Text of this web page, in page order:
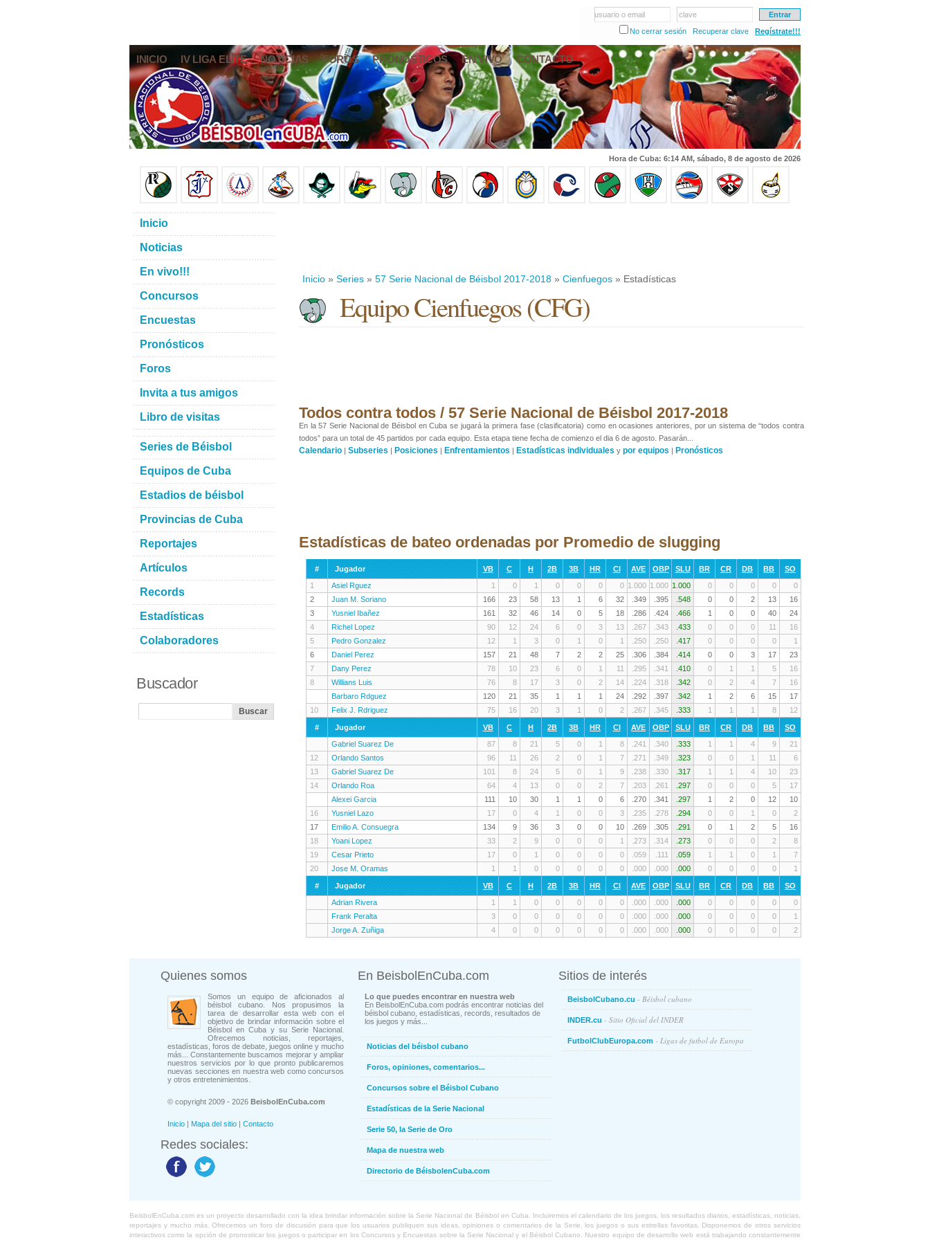
usuario o email
clave
No cerrar sesión
Recuperar clave Regístrate!!!
INICIO IV LIGA ELITE NOTICIAS FOROS PRONÓSTICOS EN VIVO CONTACTO
Hora de Cuba: 6:14 AM, sábado, 8 de agosto de 2026
Inicio » Series » 57 Serie Nacional de Béisbol 2017-2018 » Cienfuegos » Estadísticas
Equipo Cienfuegos (CFG)
Todos contra todos / 57 Serie Nacional de Béisbol 2017-2018
En la 57 Serie Nacional de Béisbol en Cuba se jugará la primera fase (clasificatoria) como en ocasiones anteriores, por un sistema de “todos contra
todos” para un total de 45 partidos por cada equipo. Esta etapa tiene fecha de comienzo el dia 6 de agosto. Pasarán...
Calendario | Subseries | Posiciones | Enfrentamientos | Estadísticas individuales y por equipos | Pronósticos
Estadísticas de bateo ordenadas por Promedio de slugging
# Jugador VB C H 2B 3B HR CI AVE OBP SLU BR CR DB BB
SO
1
Asiel Rguez 1 0 1 0 0 0 0 1.000 1.000 1.000 0 0 0 0
0
2
Juan M. Soriano 166 23 58 13 1 6 32 .349 .395 .548 0 0 2 13
16
3
Yusniel Ibañez 161 32 46 14 0 5 18 .286 .424 .466 1 0 0 40
24
4
Richel Lopez 90 12 24 6 0 3 13 .267 .343 .433 0 0 0 11
16
5
Pedro Gonzalez 12 1 3 0 1 0 1 .250 .250 .417 0 0 0 0
1
6
Daniel Perez 157 21 48 7 2 2 25 .306 .384 .414 0 0 3 17
23
7
Dany Perez 78 10 23 6 0 1 11 .295 .341 .410 0 1 1 5
16
8
Willians Luis 76 8 17 3 0 2 14 .224 .318 .342 0 2 4 7
16
Barbaro Rdguez
120 21 35 1 1 1 24 .292 .397 .342 1 2 6 15
17
10
Felix J. Rdriguez 75 16 20 3 1 0 2 .267 .345 .333 1 1 1 8 12
# Jugador VB C H 2B 3B HR CI AVE OBP SLU BR CR DB BB
SO
Gabriel Suarez De
87 8 21 5 0 1 8 .241 .340 .333 1 1 4 9
21
12
Orlando Santos 96 11 26 2 0 1 7 .271 .349 .323 0 0 1 11
6
13
Gabriel Suarez De 101 8 24 5 0 1 9 .238 .330 .317 1 1 4 10
23
14
Orlando Roa 64 4 13 0 0 2 7 .203 .261 .297 0 0 0 5
17
Alexei Garcia
111 10 30 1 1 0 6 .270 .341 .297 1 2 0 12
10
16
Yusniel Lazo 17 0 4 1 0 0 3 .235 .278 .294 0 0 1 0
2
17
Emilio A. Consuegra 134 9 36 3 0 0 10 .269 .305 .291 0 1 2 5
16
18
Yoani Lopez 33 2 9 0 0 0 1 .273 .314 .273 0 0 0 2
8
19
Cesar Prieto 17 0 1 0 0 0 0 .059 .111 .059 1 1 0 1
7
20
Jose M. Oramas 1 1 0 0 0 0 0 .000 .000 .000 0 0 0 0 1
# Jugador VB C H 2B 3B HR CI AVE OBP SLU BR CR DB BB
SO
Adrian Rivera
1 1 0 0 0 0 0 .000 .000 .000 0 0 0 0
0
Frank Peralta
3 0 0 0 0 0 0 .000 .000 .000 0 0 0 0
1
Jorge A. Zuñiga
4 0 0 0 0 0 0 .000 .000 .000 0 0 0 0 2
Inicio
Noticias
En vivo!!!
Concursos
Encuestas
Pronósticos
Foros
Invita a tus amigos
Libro de visitas
Series de Béisbol
Equipos de Cuba
Estadios de béisbol
Provincias de Cuba
Reportajes
Artículos
Records
Estadísticas
Colaboradores
Buscador
Quienes somos
Somos un equipo de aficionados al
béisbol cubano. Nos propusimos la
tarea de desarrollar esta web con el
objetivo de brindar información sobre el
Béisbol en Cuba y su Serie Nacional.
Ofrecemos noticias, reportajes,
estadísticas, foros de debate, juegos online y mucho
más... Constantemente buscamos mejorar y ampliar
nuestros servicios por lo que pronto publicaremos
nuevas secciones en nuestra web como concursos
y otros entretenimientos.
© copyright 2009 - 2026 BeisbolEnCuba.com
Inicio | Mapa del sitio | Contacto
Redes sociales:
En BeisbolEnCuba.com
Lo que puedes encontrar en nuestra web
En BeisbolEnCuba.com podrás encontrar noticias del
béisbol cubano, estadísticas, records, resultados de
los juegos y más...
Noticias del béisbol cubano
Foros, opiniones, comentarios...
Concursos sobre el Béisbol Cubano
Estadísticas de la Serie Nacional
Serie 50, la Serie de Oro
Mapa de nuestra web
Directorio de BéisbolenCuba.com
Sitios de interés
BeisbolCubano.cu - Béisbol cubano
INDER.cu - Sitio Oficial del INDER
FutbolClubEuropa.com - Ligas de futbol de Europa
BeisbolEnCuba.com es un proyecto desarrollado con la idea brindar información sobre la Serie Nacional de Béisbol en Cuba. Incluiremos el calendario de los juegos, los resultados diarios, estadísticas, noticias,
reportajes y mucho más. Ofrecemos un foro de discusión para que los usuarios publiquen sus ideas, opiniones o comentarios de la Serie, los juegos o sus estrellas favoritas. Disponemos de otros servicios
interactivos como la opción de pronosticar los juegos o participar en los Concursos y Encuestas sobre la Serie Nacional y el Béisbol Cubano. Nuestro equipo de desarrollo web está trabajando constantemente